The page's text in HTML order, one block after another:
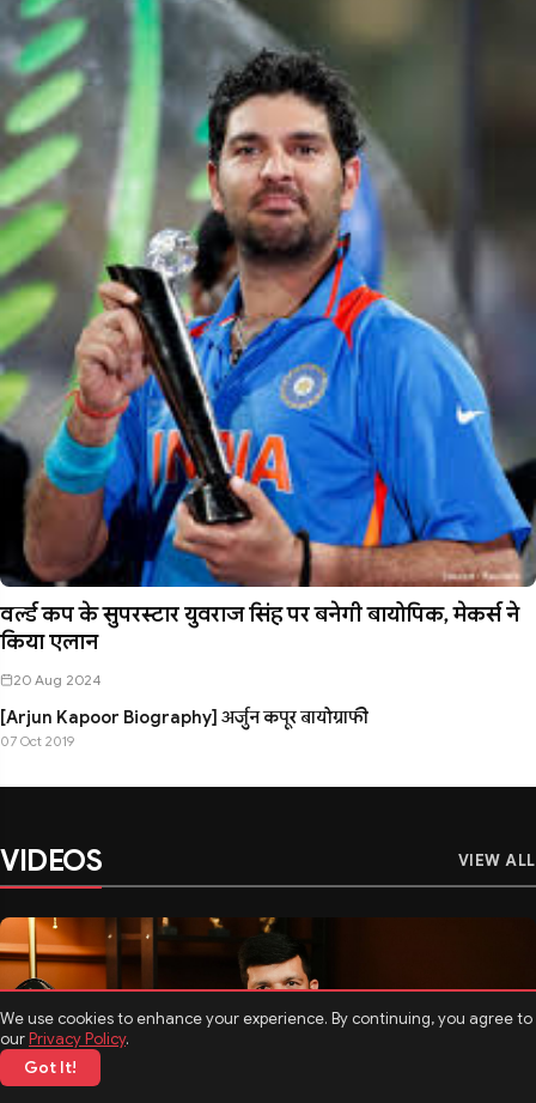
We use cookies to enhance your experience. By continuing, you agree to
ourPrivacy Policy.
Got It!
वर्ल्ड कप के सुपरस्टार युवराज सिंह पर बनेगी बायोपिक, मेकर्स ने
किया एलान
20 Aug 2024
[Arjun Kapoor Biography] अर्जुन कपूर बायोग्राफी
07 Oct 2019
VIDEOS VIEW ALL
मनोरंजन